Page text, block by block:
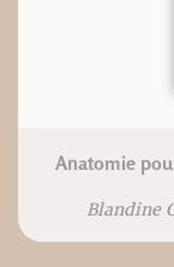
Anatomie
Blandine